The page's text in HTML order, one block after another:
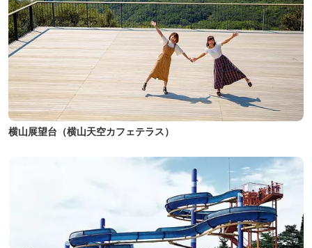
横山展望台（横山天空カフェテラス）